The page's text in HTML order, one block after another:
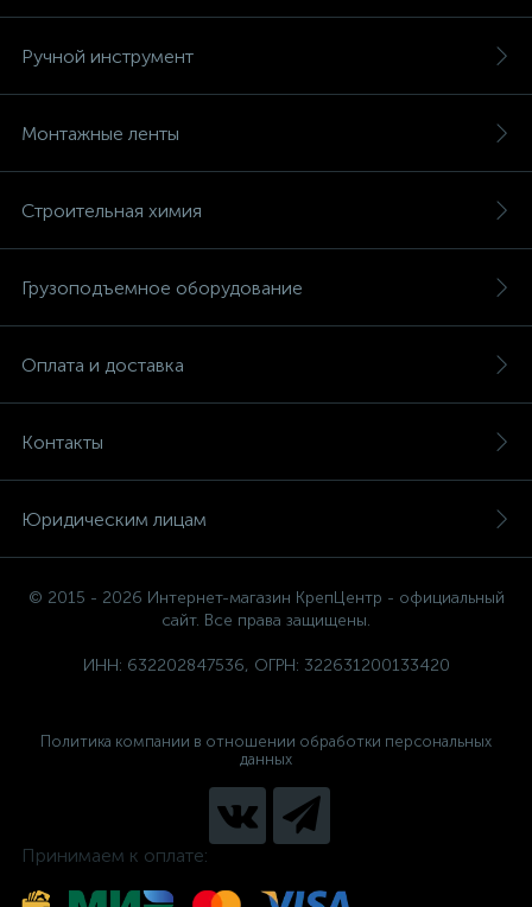
Ручной инструмент
Монтажные ленты
Строительная химия
Грузоподъемное оборудование
Оплата и доставка
Контакты
Юридическим лицам
© 2015 - 2026 Интернет-магазин КрепЦентр - официальный
сайт. Все права защищены.
ИНН: 632202847536, ОГРН: 322631200133420
Политика компании в отношении обработки персональных
данных
Принимаем к оплате: